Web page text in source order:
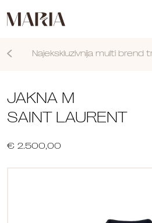
Najekskluzivnija multi brend
JAKNA M
SAINT LAURENT
€ 2.500,00